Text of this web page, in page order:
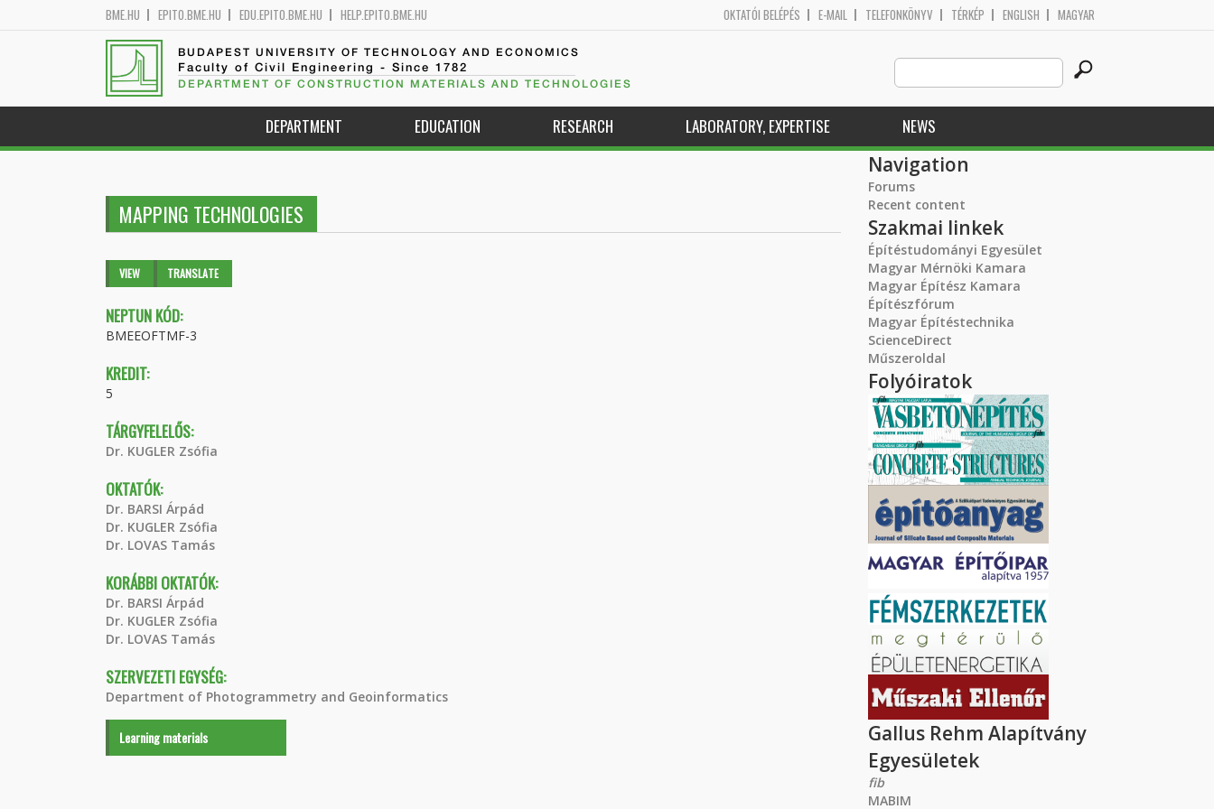
BME.HU EPITO.BME.HU EDU.EPITO.BME.HU HELP.EPITO.BME.HU OKTATÓI BELÉPÉS E-MAIL TELEFONKÖNYV TÉRKÉP ENGLISH MAGYAR
BUDAPEST UNIVERSITY OF TECHNOLOGY AND ECONOMICS
Faculty of Civil Engineering - Since 1782
DEPARTMENT OF CONSTRUCTION MATERIALS AND TECHNOLOGIES
Search
this
site
DEPARTMENT EDUCATION RESEARCH LABORATORY, EXPERTISE NEWS
MAPPING TECHNOLOGIES
Primary tabs
VIEW (ACTIVETRANSLATE
NEPTUN KÓD:
BMEEOFTMF-3
KREDIT:
5
TÁRGYFELELŐS:
Dr. KUGLER Zsófia
OKTATÓK:
Dr. BARSI Árpád
Dr. KUGLER Zsófia
Dr. LOVAS Tamás
KORÁBBI OKTATÓK:
Dr. BARSI Árpád
Dr. KUGLER Zsófia
Dr. LOVAS Tamás
SZERVEZETI EGYSÉG:
Department of Photogrammetry and Geoinformatics
Learning materials
Navigation
Forums
Recent content
Szakmai linkek
Építéstudományi Egyesület
Magyar Mérnöki Kamara
Magyar Építész Kamara
Építészfórum
Magyar Építéstechnika
ScienceDirect
Műszeroldal
Folyóiratok
Gallus Rehm Alapítvány
Egyesületek
fib
MABIM